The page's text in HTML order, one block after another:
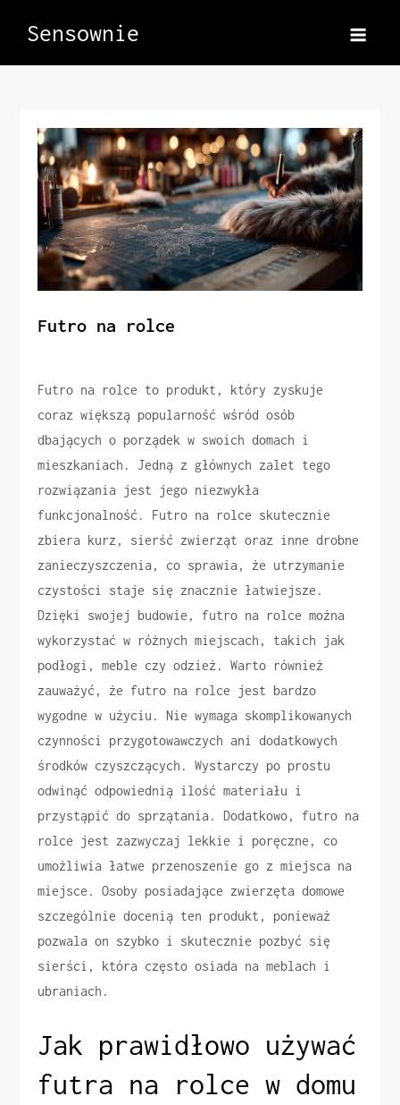
Sensownie
Futro na rolce
Futro na rolce to produkt, który zyskuje
coraz większą popularność wśród osób
dbających o porządek w swoich domach i
mieszkaniach. Jedną z głównych zalet tego
rozwiązania jest jego niezwykła
funkcjonalność. Futro na rolce skutecznie
zbiera kurz, sierść zwierząt oraz inne drobne
zanieczyszczenia, co sprawia, że utrzymanie
czystości staje się znacznie łatwiejsze.
Dzięki swojej budowie, futro na rolce można
wykorzystać w różnych miejscach, takich jak
podłogi, meble czy odzież. Warto również
zauważyć, że futro na rolce jest bardzo
wygodne w użyciu. Nie wymaga skomplikowanych
czynności przygotowawczych ani dodatkowych
środków czyszczących. Wystarczy po prostu
odwinąć odpowiednią ilość materiału i
przystąpić do sprzątania. Dodatkowo, futro na
rolce jest zazwyczaj lekkie i poręczne, co
umożliwia łatwe przenoszenie go z miejsca na
miejsce. Osoby posiadające zwierzęta domowe
szczególnie docenią ten produkt, ponieważ
pozwala on szybko i skutecznie pozbyć się
sierści, która często osiada na meblach i
ubraniach.
Jak prawidłowo używać
futra na rolce w domu